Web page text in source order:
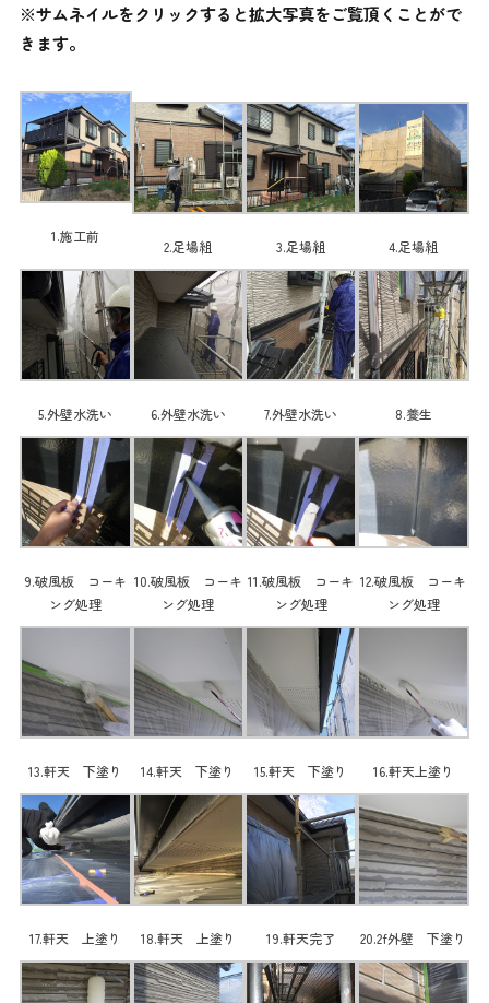
※サムネイルをクリックすると拡大写真をご覧頂くことがで
きます。
1.施工前
2.足場組 3.足場組 4.足場組
5.外壁水洗い 6.外壁水洗い 7.外壁水洗い 8.養生
9.破風板 コーキ
ング処理
10.破風板 コーキ
ング処理
11.破風板 コーキ
ング処理
12.破風板 コーキ
ング処理
13.軒天 下塗り 14.軒天 下塗り 15.軒天 下塗り 16.軒天上塗り
17.軒天 上塗り 18.軒天 上塗り 19.軒天完了 20.2f外壁 下塗り